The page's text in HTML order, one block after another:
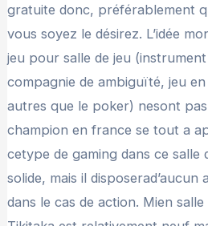
gratuite donc, préférablement
vous soyez le désirez. L’idée
jeu pour salle de jeu
compagnie de ambiguïté, jeu
autres que le poker) nesont
champion en france se tout a
cetype de gaming dans ce salle
solide, mais il disposerad’aucun
dans le cas de action. Mien